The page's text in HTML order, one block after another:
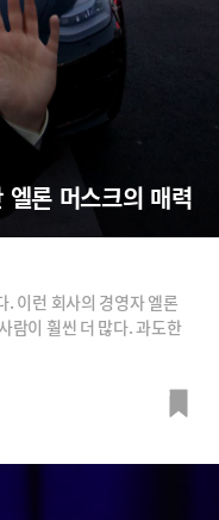
론 머스크의 매력
. 이런 회사의 경영자 엘론
람이 훨씬 더 많다. 과도한